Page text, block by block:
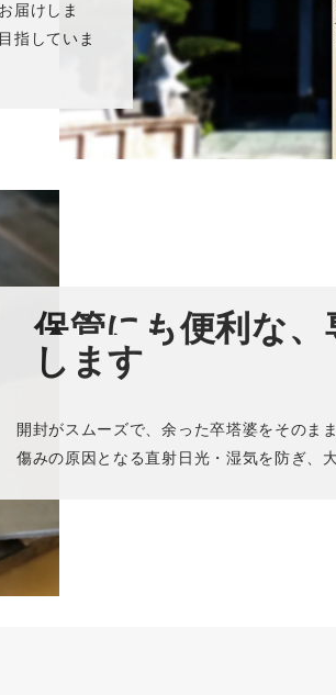
寸(88mm)×9mm等級A(50
必要です。
細をみる
久保管・メンテナンス費含む)
)
届けしま
指していま
保管にも便利な
します
開封がスムーズで、余った卒塔婆をそのま
傷みの原因となる直射日光・湿気を防ぎ、